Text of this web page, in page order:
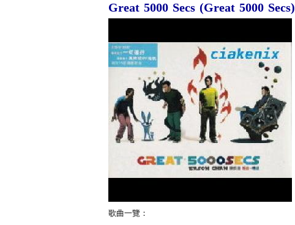
Great 5000 Secs (Great 5000 Secs)
歌曲一覽：